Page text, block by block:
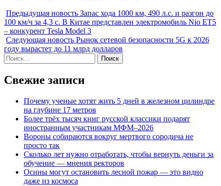
Предыдущая новость Запас хода 1000 км, 490 л.с. и разгон до
100 км/ч за 4,3 с. В Китае представлен электромобиль Nio ET5
– конкурент Tesla Model 3
Следующая новость Рынок сетевой безопасности 5G к 2026
году вырастет до 11 млрд долларов
Найти:
Свежие записи
Почему ученые хотят жить 5 дней в железном цилиндре
на глубине 17 метров
Более трёх тысяч книг русской классики подарят
иностранным участникам МФМ–2026
Вороны собираются вокруг мертвого сородича не
просто так
Сколько лет нужно отработать, чтобы вернуть деньги за
обучение — мнения ректоров
Осины могут остановить лесной пожар — это видно
даже из космоса